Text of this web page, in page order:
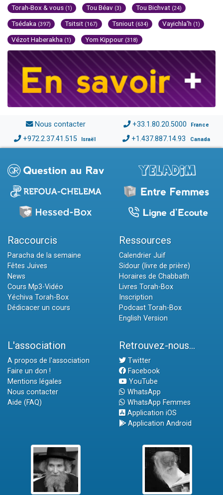
Torah-Box & vous (1) Tou Béav (3) Tou Bichvat (24)
Tsédaka (397) Tsitsit (167) Tsniout (634) Vayichla'h (1)
Vézot Haberakha (1) Yom Kippour (318)
Nous contacter +33.1.80.20.5000 France
+972.2.37.41.515 Israël +1.437.887.14.93 Canada
Raccourcis
Paracha de la semaine
Fêtes Juives
News
Cours Mp3-Vidéo
Yéchiva Torah-Box
Dédicacer un cours
Ressources
Calendrier Juif
Sidour (livre de prière)
Horaires de Chabbath
Livres Torah-Box
Inscription
Podcast Torah-Box
English Version
L'association
A propos de l'association
Faire un don !
Mentions légales
Nous contacter
Aide (FAQ)
Retrouvez-nous...
Twitter
Facebook
YouTube
WhatsApp
WhatsApp Femmes
Application iOS
Application Android